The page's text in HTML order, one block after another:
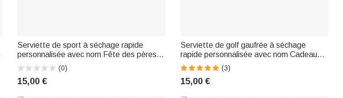
Serviette de sport à séchage rapide
personnalisée avec nom Fête des pères
Cadeau d'anniversaire pour les golfeurs
Amoureux du golf Pères
(0)
15,00 €
Serviette de golf gaufrée à séchage
rapide personnalisée avec nom Cadeau
d'anniversaire pour les joueurs de golf
(3)
15,00 €